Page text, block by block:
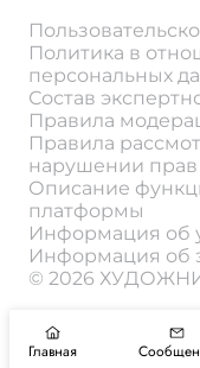
Политика в
персональных
Состав
Правила
Правила
нарушении
Описание
платформы
Информация об
Информация об
© 2026
Главная